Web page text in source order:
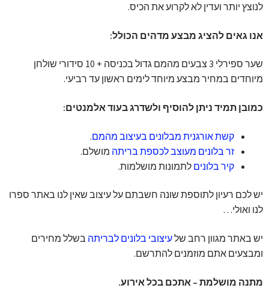
לנוצץ יותר ועדין לא לקרוע את הכיס.
אנו גאים להציג מבצע מדהים הכולל:
שער ספירלי 3 צבעים מהמם גדול בכניסה + 10 סידורי שולחן
מיוחדים במחיר מבצע מיוחד לימים ראשון עד רביעי.
כמובן תמיד ניתן להוסיף ולשדרג בעוד אלמנטים:
קשת אורגנית מבלונים בעיצוב מהמם.
זר בלונים מעוצב לכספת בריתה מושלם.
קיר בלונים לתמונות מושלמות.
יש לכם רעיון לתוספת שונה חשבתם על עיצוב שאין לנו באתר ספרו
לנו ואולי…
יש באתר מגוון רחב שלעיצובי בלונים לבריתה בשלל מחירים
ומבצעים אתם מוזמנים להתרשם.
מתנה מושלמת – אתכם בכל אירוע.